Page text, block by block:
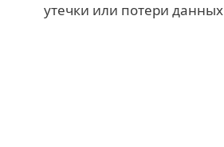
утечки или потери данных